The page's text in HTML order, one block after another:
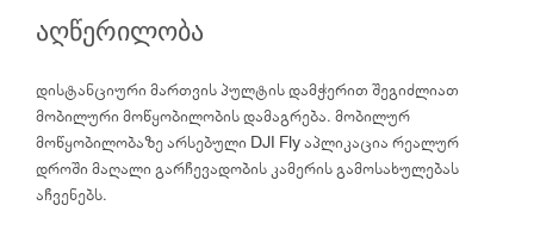
აღწერილობა
დისტანციური მართვის პულტის დამჭერით შეგიძლიათ
მობილური მოწყობილობის დამაგრება. მობილურ
მოწყობილობაზე არსებული DJI Fly აპლიკაცია რეალურ
დროში მაღალი გარჩევადობის კამერის გამოსახულებას
აჩვენებს.